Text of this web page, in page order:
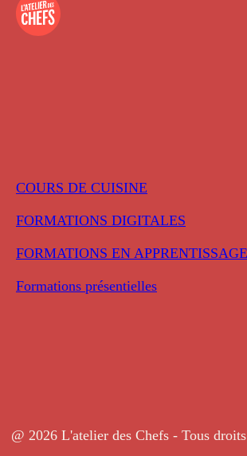
COURS DE CUISINE
FORMATIONS DIGITALES
FORMATIONS EN APPRENTISSAGE
Formations présentielles
@ 2026 L'atelier des Chefs - Tous